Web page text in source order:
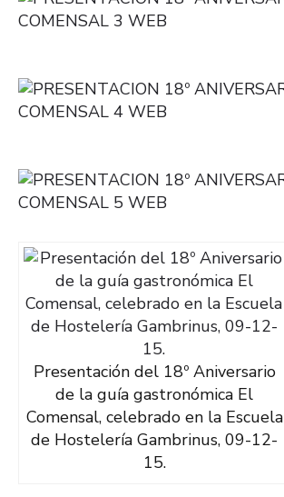
Presentación del 18º Aniversario
de la guía gastronómica El
Comensal, celebrado en la Escuela
de Hostelería Gambrinus, 09-12-
15.